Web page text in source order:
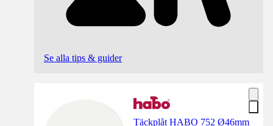
Se alla tips & guider
Täckplåt HABO 752 Ø46mm